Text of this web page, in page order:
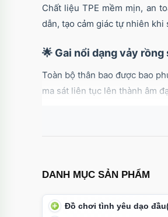
Chất liệu TPE mềm mịn, an
dẫn, tạo cảm giác tự nhiên khi
🌟 Gai nổi dạng vảy
Toàn bộ thân bao được bao
ma sát liên tục lên thành âm
🌟 Tăng kích thước
Thiết kế tròn mịn, đàn hồi,
DANH MỤC SẢN PHẨM
Đồ chơi tình yêu dạo đầu